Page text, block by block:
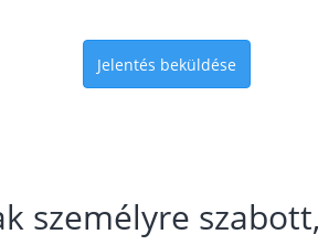
Jelentés beküldése
személyre